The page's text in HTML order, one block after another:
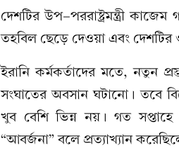
দেশটির উপ-পররাষ্ট্রমন্ত্রী কাজেম
তহবিল ছেড়ে দেওয়া এবং
ইরানি কর্মকর্তাদের মতে, নতুন
সংঘাতের অবসান ঘটানো। তবে
খুব বেশি ভিন্ন নয়। গত সপ্তাহে
“আবর্জনা” বলে প্রত্যাখ্যান